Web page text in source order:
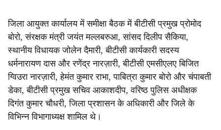
जिला आयुक्त कार्यालय में समीक्षा बैठक में बीटीसी प्रमुख प्रोमोद
बोरो, संरक्षक मंत्री जयंत मल्लबरुआ, सांसद दिलीप सैकिया,
स्थानीय विधायक जोलेन दैमारी, बीटीसी कार्यकारी सदस्य
धर्मनारायण दास और रणेंद्र नारज़ारी, बीटीसी एमसीएलए बिजित
ग्विउरा नारज़ारी, हेमंत कुमार राभा, पाबित्रा कुमार बोरो और चंपाबती
डेका, बीटीसी प्रमुख सचिव आकाशदीप, वरिष्ठ पुलिस अधीक्षक
दिगंत कुमार चौधरी, जिला प्रशासन के अधिकारी और जिले के
विभिन्न विभागाध्यक्ष शामिल थे।